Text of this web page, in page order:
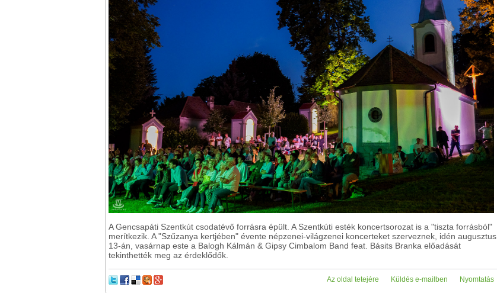
A Gencsapáti Szentkút csodatévő forrásra épült. A Szentkúti esték koncertsorozat is a "tiszta forrásból"
merítkezik. A "Szűzanya kertjében" évente népzenei-világzenei koncerteket szerveznek, idén augusztus
13-án, vasárnap este a Balogh Kálmán & Gipsy Cimbalom Band feat. Básits Branka előadását
tekinthették meg az érdeklődők.
Nyomtatás
Küldés e-mailben
Az oldal tetejére